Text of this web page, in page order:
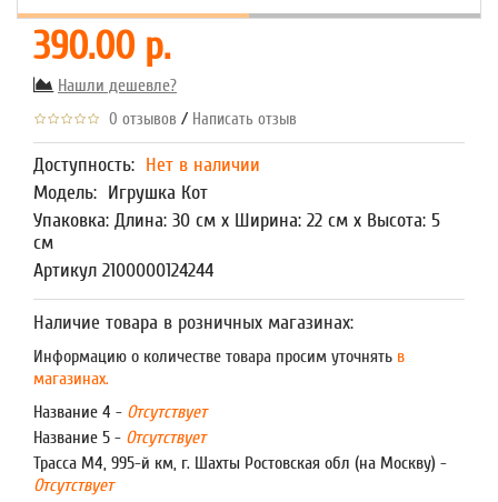
390.00 р.
Нашли дешевле?
0 отзывов / Написать отзыв
Доступность: Нет в наличии
Модель: Игрушка Кот
Упаковка: Длина: 30 см x Ширина: 22 см x Высота: 5
см
Артикул 2100000124244
Наличие товара в розничных магазинах:
Информацию о количестве товара просим уточнять в
магазинах.
Название 4 - Отсутствует
Название 5 - Отсутствует
Трасса М4, 995-й км, г. Шахты Ростовская обл (на Москву) -
Отсутствует